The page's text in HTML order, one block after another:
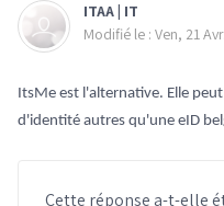
ITAA | IT
Modifié le : Ven, 21
ItsMe est l'alternative. Elle
d'identité autres qu'une eID
Cette réponse a-t-elle